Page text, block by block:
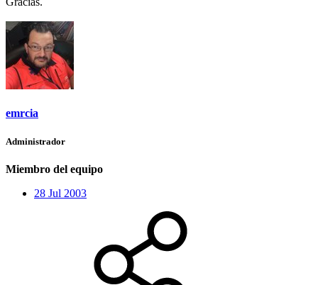
emrcia
Administrador
Miembro del equipo
28 Jul 2003